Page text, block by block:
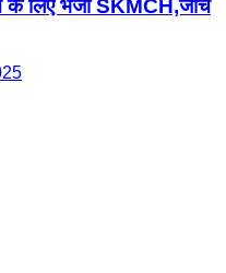
के लिए भेजा SKMCH,जांच